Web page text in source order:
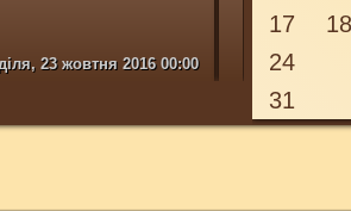
23 жовтня 2016 00:00
17
18
24
31